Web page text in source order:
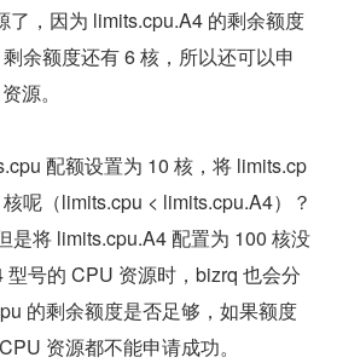
了，因为 limits.cpu.A4 的剩余额度
余额度还有 6 核，所以还可以申
源。
配额设置为 10 核，将 limits.cp
呢（limits.cpu < limits.cpu.A4）？
是将 limits.cpu.A4 配置为 100 核没
号的 CPU 资源时，bizrq 也会分
的剩余额度是否足够，如果额度
资源都不能申请成功。